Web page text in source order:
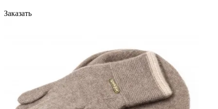
Заказать